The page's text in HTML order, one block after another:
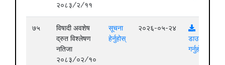
२०८३/२/११
७५
विषादी अवशेष
द्रुत विश्लेषण
नतिजा
२०८३/०२/१०
सूचना
हेर्नुहोस्
२०२६-०५-२४
डाउनलोड
गर्नुहोस्